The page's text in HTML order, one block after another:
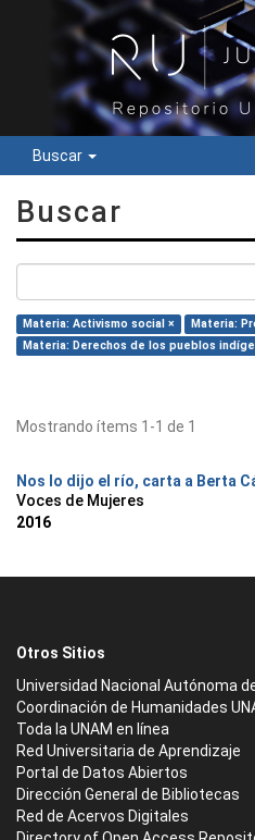
Buscar
Buscar
Materia: Activismo social ×
Materia:
Materia: Derechos de los pueblos
Mostrando ítems 1-1 de 1
Nos lo dijo el río, carta a Berta
Voces de Mujeres
2016
Otros Sitios
Universidad Nacional Autónoma
Coordinación de Humanidades
Toda la UNAM en línea
Red Universitaria de Aprendizaje
Portal de Datos Abiertos
Dirección General de Bibliotecas
Red de Acervos Digitales